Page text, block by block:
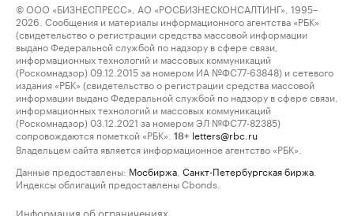
© ООО «БИЗНЕСПРЕСС», АО «РОСБИЗНЕСКОНСАЛТИНГ», 1995–
2026. Сообщения и материалы информационного агентства «РБК»
(свидетельство о регистрации средства массовой информации
выдано Федеральной службой по надзору в сфере связи,
информационных технологий и массовых коммуникаций
(Роскомнадзор) 09.12.2015 за номером ИА №ФС77-63848) и сетевого
издания «РБК» (свидетельство о регистрации средства массовой
информации выдано Федеральной службой по надзору в сфере связи,
информационных технологий и массовых коммуникаций
(Роскомнадзор) 03.12.2021 за номером ЭЛ №ФС77-82385)
сопровождаются пометкой «РБК».
18+ letters@rbc.ru
Владельцем сайта является информационное агентство «РБК».
Данные предоставлены: Мосбиржа Санкт-Петербургская биржа
Индексы облигаций предоставлены Cbonds.
Информация об ограничениях